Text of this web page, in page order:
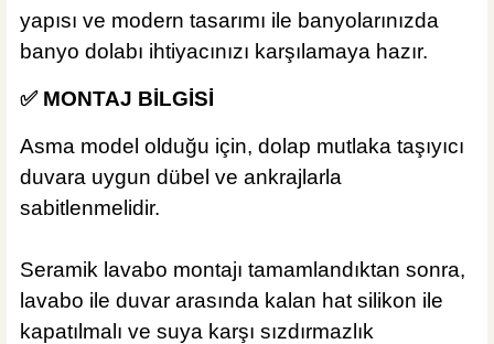
233,90 TL
ÜRÜN TÜKENDİ
yapısı ve modern tasarımı ile banyolarınızda
banyo dolabı ihtiyacınızı karşılamaya hazır.
✅ MONTAJ BİLGİSİ
Asma model olduğu için, dolap mutlaka taşıyıcı
duvara uygun dübel ve ankrajlarla
sabitlenmelidir.
Seramik lavabo montajı tamamlandıktan sonra,
lavabo ile duvar arasında kalan hat silikon ile
kapatılmalı ve suya karşı sızdırmazlık